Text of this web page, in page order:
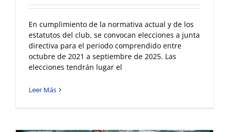
En cumplimiento de la normativa actual y de los
estatutos del club, se convocan elecciones a junta
directiva para el periodo comprendido entre
octubre de 2021 a septiembre de 2025. Las
elecciones tendrán lugar el
Leer Más